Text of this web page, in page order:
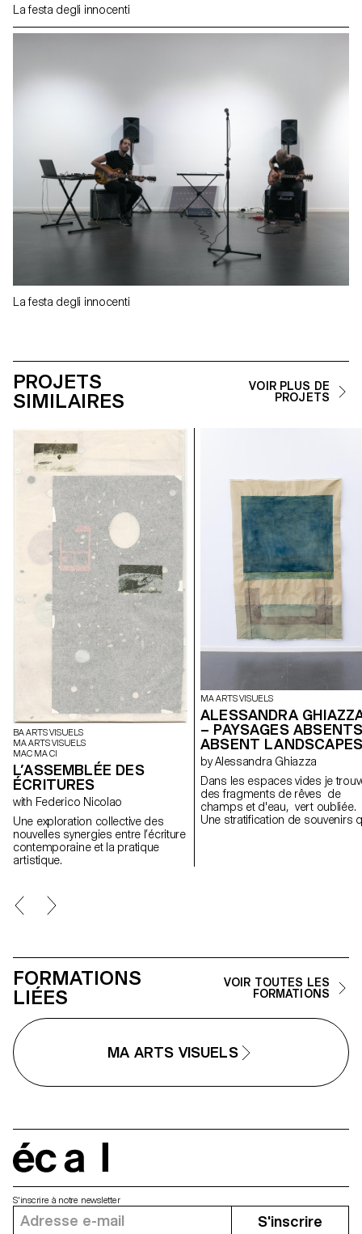
La festa degli innocenti
La festa degli innocenti
PROJETS
SIMILAIRES
VOIR PLUS DE
PROJETS
BA ARTS VISUELS
MA ARTS VISUELS
MAC MA CI
L’ASSEMBLÉE DES
ÉCRITURES
with Federico Nicolao
Une exploration collective des
nouvelles synergies entre l’écriture
contemporaine et la pratique
artistique.
MA ARTS VISUELS
ALESSANDRA
– PAYSAGES
ABSENT
by Alessandra Ghiazza
Dans les espaces vides je
des fragments de rêves de
champs et d'eau, vert oubliée.
Une stratification de souvenirs
FORMATIONS
LIÉES
VOIR TOUTES LES
FORMATIONS
MA ARTS VISUELS
S'inscrire à notre newsletter
S'inscrire